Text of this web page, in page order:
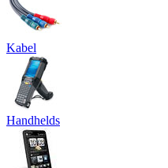
Kabel
Handhelds